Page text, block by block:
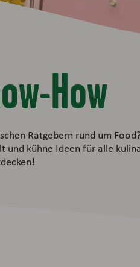
How
Ratgebern rund um
kühne Ideen für alle